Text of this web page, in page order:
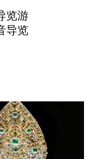
览游
导览